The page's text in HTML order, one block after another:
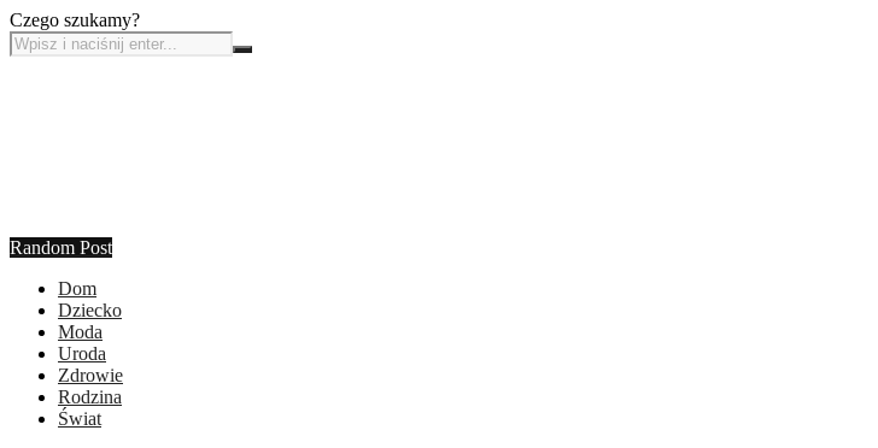
Czego szukamy?
Random Post
Dom
Dziecko
Moda
Uroda
Zdrowie
Rodzina
Świat